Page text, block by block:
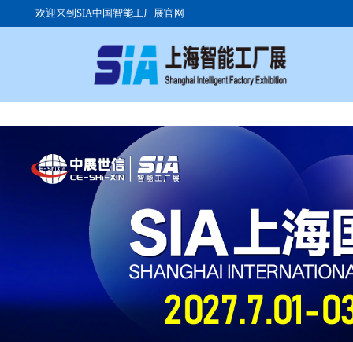
欢迎来到SIA中国智能工厂展官网
关于展会
展会日程
展会现场
广告投放
参展流程
展品范围
往届展商
展位价格
参观注册
组团参观
签证服务